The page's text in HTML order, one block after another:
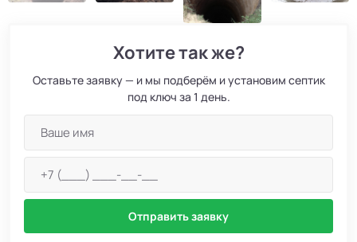
Хотите так же?
Оставьте заявку — и мы подберём и установим септик
под ключ за 1 день.
Отправить заявку